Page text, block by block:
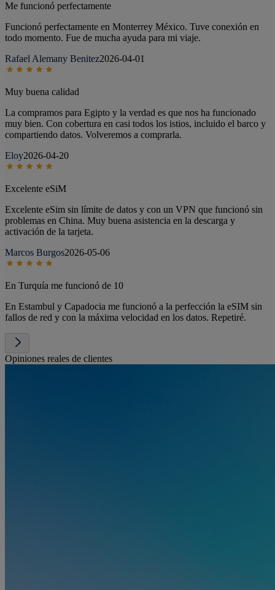
Me funcionó perfectamente
Funcionó perfectamente en Monterrey México. Tuve conexión en
todo momento. Fue de mucha ayuda para mi viaje.
Rafael Alemany Benitez2026-04-01
Muy buena calidad
La compramos para Egipto y la verdad es que nos ha funcionado
muy bien. Con cobertura en casi todos los istios, incluido el barco y
compartiendo datos. Volveremos a comprarla.
Eloy2026-04-20
Excelente eSiM
Excelente eSim sin límite de datos y con un VPN que funcionó sin
problemas en China. Muy buena asistencia en la descarga y
activación de la tarjeta.
Marcos Burgos2026-05-06
En Turquía me funcionó de 10
En Estambul y Capadocia me funcionó a la perfección la eSIM sin
fallos de red y con la máxima velocidad en los datos. Repetiré.
Opiniones reales de clientes